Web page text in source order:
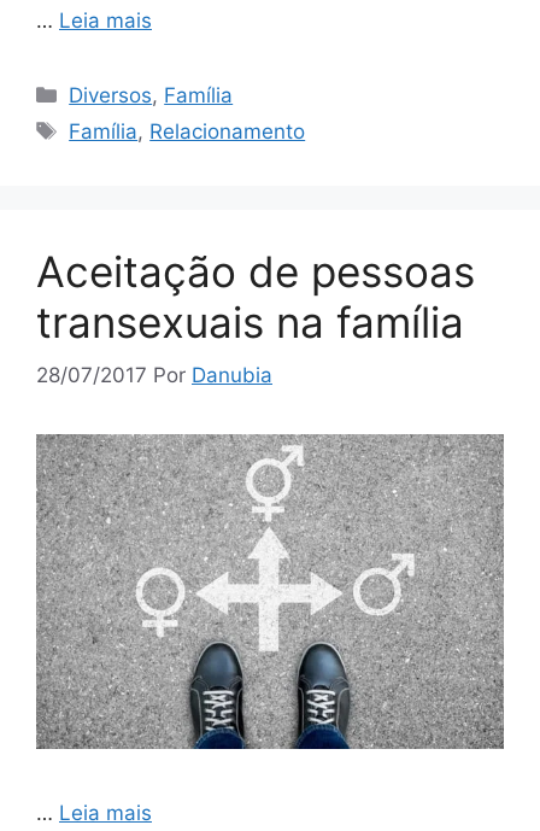
… Leia mais
Categorias
Diversos, Família
Tags
Família, Relacionamento
Aceitação de pessoas
transexuais na família
28/07/2017 Por Danubia
… Leia mais